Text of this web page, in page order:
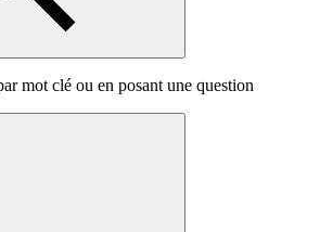
mot clé ou en posant une question